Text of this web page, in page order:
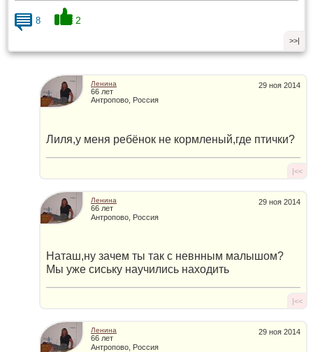
8 2
>>|
29 ноя 2014
Ленина
66 лет
Антропово, Россия
Лиля,у меня ребёнок не кормленый,где птички?
|<<
29 ноя 2014
Ленина
66 лет
Антропово, Россия
Наташ,ну зачем ты так с невнным малышом?
Мы уже сиську научились находить
|<<
29 ноя 2014
Ленина
66 лет
Антропово, Россия